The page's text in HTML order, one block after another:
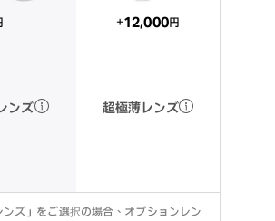
ンズ
+12,000円
超極薄レンズ
ンズ」をご選択の場合、オプションレン